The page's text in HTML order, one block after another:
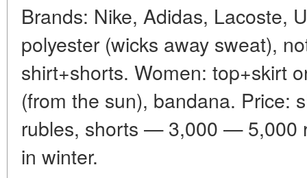
Brands: Nike, Adidas, Lacoste,
polyester (wicks away sweat),
shirt+shorts. Women: top+skirt
(from the sun), bandana.
rubles, shorts — 3,000 — 5,000
in winter.